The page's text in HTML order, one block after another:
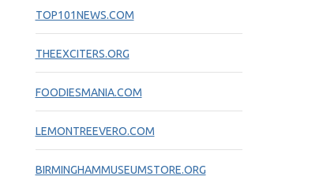
TOP101NEWS.COM
THEEXCITERS.ORG
FOODIESMANIA.COM
LEMONTREEVERO.COM
BIRMINGHAMMUSEUMSTORE.ORG